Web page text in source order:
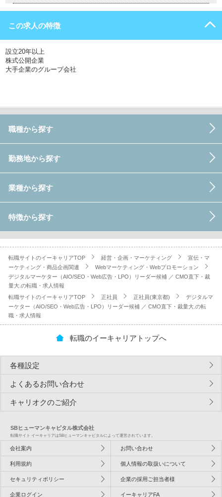
この求人の特徴
設立20年以上
株式公開企業
大手企業のグループ会社
職種から探す
勤務地から探す
業種から探す
特徴から探す
転職サイトのイーキャリアTOP 経営・企画・マーケティング
宣伝・マ
ーケティング・商品企画関連
Webマーケティング・Webプロモーション
デジタルマーケター（AIO/SEO・Web広告・LPO）リーダー候補 ／ CMO直下・裁
量大.の転職・求人情報
転職サイトのイーキャリアTOP
正社員 正社員(東京都)
デジタルマ
ーケター（AIO/SEO・Web広告・LPO）リーダー候補 ／ CMO直下・裁量大.の転
職・求人情報
転職のイーキャリアトップへ
各種設定
よくあるお問い合わせ
キャリオクのご紹介
SBヒューマンキャピタル株式会社
転職サイト イーキャリアはSBヒューマンキャピタルによって運営されています。
会社案内 お問い合わせ
利用規約 個人情報の取扱いについて
セキュリティポリシー 企業の採用ご担当者様
企業ログイン イーキャリアFA